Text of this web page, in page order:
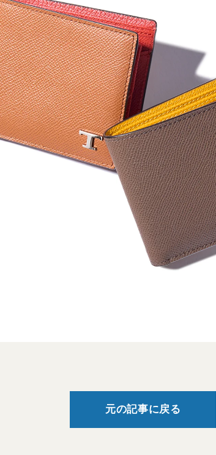
元の記事に戻る